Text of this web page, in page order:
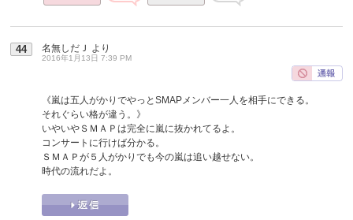
44 名無しだＪ より
2016年1月13日 7:39 PM
《嵐は五人がかりでやっとSMAPメンバー一人を相手にできる。
それぐらい格が違う。》
いやいやＳＭＡＰは完全に嵐に抜かれてるよ。
コンサートに行けば分かる。
ＳＭＡＰが５人がかりでも今の嵐は追い越せない。
時代の流れだよ。